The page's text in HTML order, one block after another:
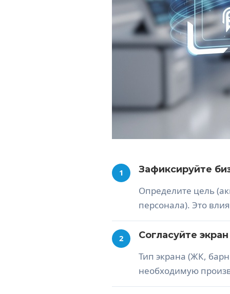
1 Зафиксируйте
Определите цель
персонала). Это
2 Согласуйте
Тип экрана (ЖК,
необходимую